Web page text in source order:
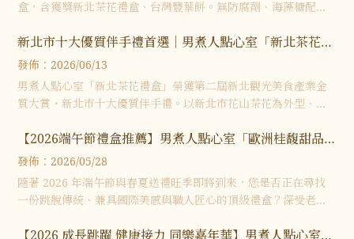
盒，含獲獎新北茶花禮盒、台灣豐葉餅。無防腐劑、海藻糖配
立即洽詢企業大宗報價。
新北市十大優質伴手禮首選｜男煮人點心室「新北茶花禮
盒」榮獲第二屆新北觀光美食產業金質大賞
發佈：2026/06/13
男煮人點心室「新北茶花禮盒」榮獲第二屆新北觀光美食產業金
質大賞・新北市十大優質伴手禮。以新北市花山茶花為外型、台
【2026端午節禮盒推薦】男煮人點心室「歐洲桂馥甜品
禮盒」全新上市！企業贈禮、高級法式甜點首選
發佈：2026/05/28
隨著 2026 年端午節與春夏送禮旺季即將到來，您是否正在尋找
一份跳脫傳統、兼具國際美感與職人匠心的頂級禮盒？深受老饕
甜品禮盒」。
【2026 成長跳躍 健康接力 同樂嘉年華】男煮人點心室